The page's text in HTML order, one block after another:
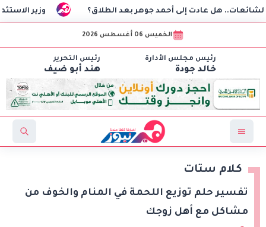
وزير الاستثمار يتوجه إلى الهند جوهر بعد الطلاق؟
الخميس 06 أغسطس 2026
رئيس مجلس الأدارة
خالد جودة
رئيس التحرير
هند أبو ضيف
كلام ستات
تفسير حلم توزيع اللحمة في المنام والخوف من
مشاكل مع أهل زوجك